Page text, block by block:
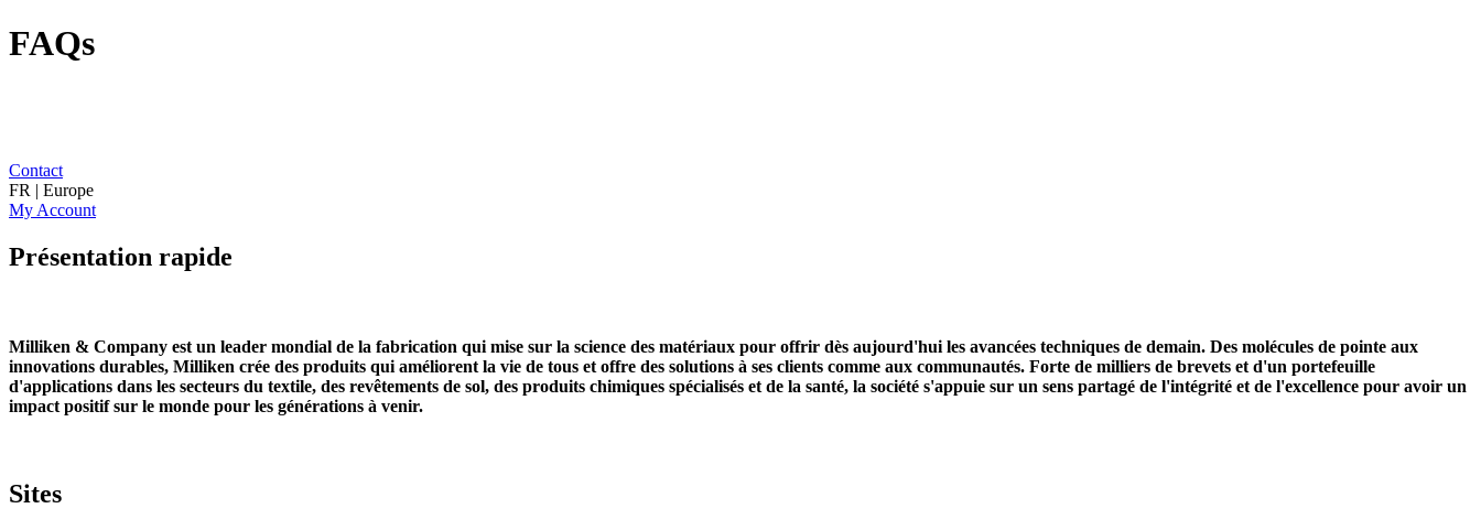
FAQs
Contact
FR | Europe
My Account
Présentation rapide
Milliken & Company est un leader mondial de la fabrication qui mise sur la science des matériaux pour offrir dès aujourd'hui les avancées techniques de demain. Des molécules de pointe aux
innovations durables, Milliken crée des produits qui améliorent la vie de tous et offre des solutions à ses clients comme aux communautés. Forte de milliers de brevets et d'un portefeuille
d'applications dans les secteurs du textile, des revêtements de sol, des produits chimiques spécialisés et de la santé, la société s'appuie sur un sens partagé de l'intégrité et de l'excellence pour avoir un
impact positif sur le monde pour les générations à venir.
Sites